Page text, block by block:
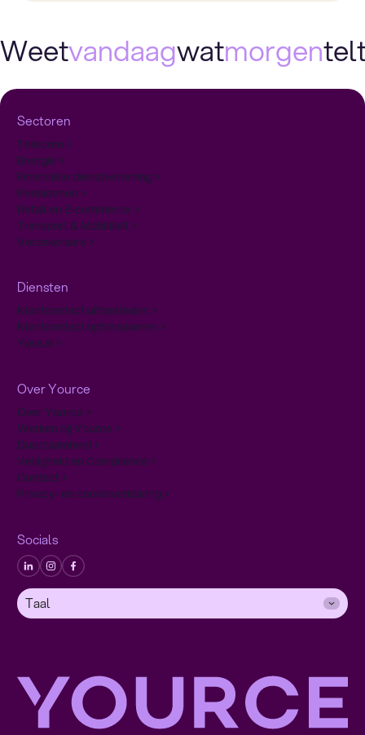
Weetvandaagwatmorgen
Sectoren
Telecom
Energie
Financiële dienstverlening
Pensioenen
Retail en E-commerce
Transport & Mobiliteit
Verzekeraars
Diensten
Klantcontact uitbesteden
Klantcontact optimaliseren
Yava.ai
Over Yource
Over Yource
Werken bij Yource
Duurzaamheid
Veiligheid en Compliance
Contact
Privacy- en cookieverklaring
Socials
Taal